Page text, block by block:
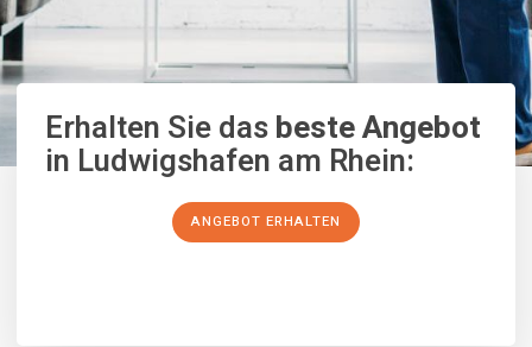
Erhalten Sie dasbeste Angebot
in Ludwigshafen am Rhein:
ANGEBOT ERHALTEN